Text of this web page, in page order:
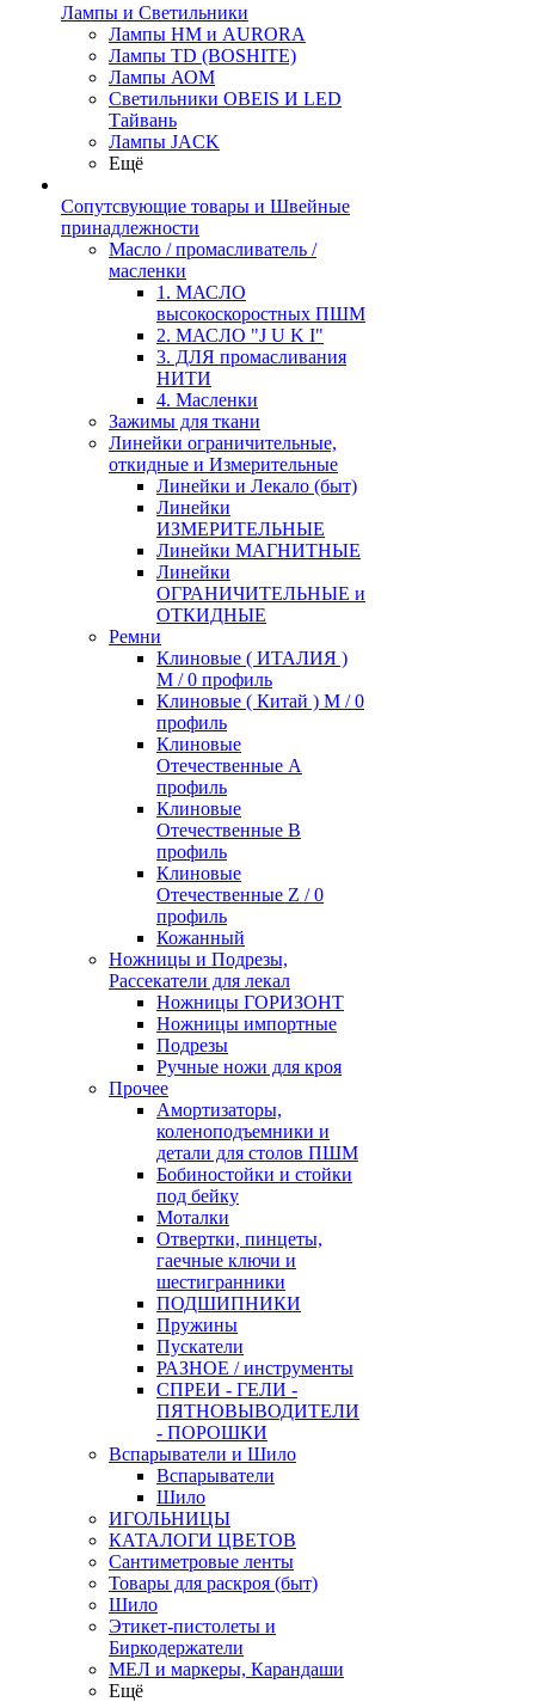
Лампы и Светильники
Лампы HM и AURORA
Лампы TD (BOSHITE)
Лампы АОМ
Светильники OBEIS И LED
Тайвань
Лампы JACK
Ещё
Сопутсвующие товары и Швейные
принадлежности
Масло / промасливатель /
масленки
1. МАСЛО
высокоскоростных ПШМ
2. МАСЛО "J U K I"
3. ДЛЯ промасливания
НИТИ
4. Масленки
Зажимы для ткани
Линейки ограничительные,
откидные и Измерительные
Линейки и Лекало (быт)
Линейки
ИЗМЕРИТЕЛЬНЫЕ
Линейки МАГНИТНЫЕ
Линейки
ОГРАНИЧИТЕЛЬНЫЕ и
ОТКИДНЫЕ
Ремни
Клиновые ( ИТАЛИЯ )
М / 0 профиль
Клиновые ( Китай ) М / 0
профиль
Клиновые
Отечественные А
профиль
Клиновые
Отечественные В
профиль
Клиновые
Отечественные Z / 0
профиль
Кожанный
Ножницы и Подрезы,
Рассекатели для лекал
Ножницы ГОРИЗОНТ
Ножницы импортные
Подрезы
Ручные ножи для кроя
Прочее
Амортизаторы,
коленоподъемники и
детали для столов ПШМ
Бобиностойки и стойки
под бейку
Моталки
Отвертки, пинцеты,
гаечные ключи и
шестигранники
ПОДШИПНИКИ
Пружины
Пускатели
РАЗНОЕ / инструменты
СПРЕИ - ГЕЛИ -
ПЯТНОВЫВОДИТЕЛИ
- ПОРОШКИ
Вспарыватели и Шило
Вспарыватели
Шило
ИГОЛЬНИЦЫ
КАТАЛОГИ ЦВЕТОВ
Сантиметровые ленты
Товары для раскроя (быт)
Шило
Этикет-пистолеты и
Биркодержатели
МЕЛ и маркеры, Карандаши
Ещё